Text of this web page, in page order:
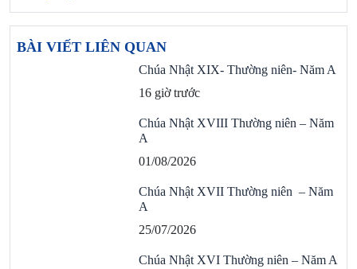
BÀI VIẾT LIÊN QUAN
Chúa Nhật XIX- Thường niên- Năm A
16 giờ trước
Chúa Nhật XVIII Thường niên – Năm
A
01/08/2026
Chúa Nhật XVII Thường niên – Năm
A
25/07/2026
Chúa Nhật XVI Thường niên – Năm A